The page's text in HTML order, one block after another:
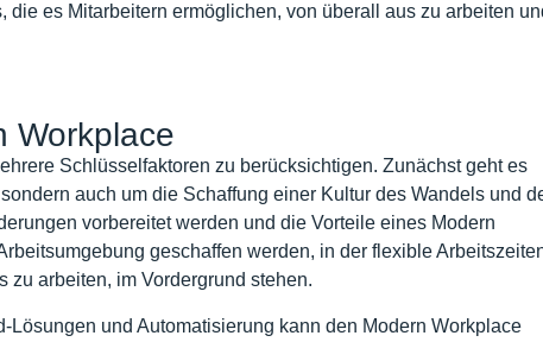
es Mitarbeitern ermöglichen, von überall aus zu arbeiten
Workplace
Schlüsselfaktoren zu berücksichtigen. Zunächst geht es
auch um die Schaffung einer Kultur des Wandels und
vorbereitet werden und die Vorteile eines Modern
geschaffen werden, in der flexible
zu arbeiten, im Vordergrund stehen.
und Automatisierung kann den Modern Workplace